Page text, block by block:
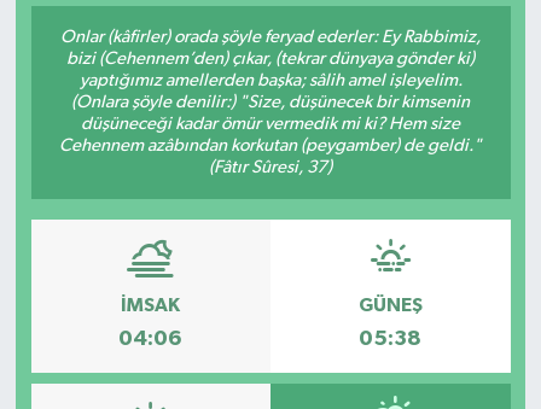
Onlar (kâfirler) orada şöyle feryad ederler: Ey Rabbimiz,
bizi (Cehennem’den) çıkar, (tekrar dünyaya gönder ki)
yaptığımız amellerden başka; sâlih amel işleyelim.
(Onlara şöyle denilir:) "Size, düşünecek bir kimsenin
düşüneceği kadar ömür vermedik mi ki? Hem size
Cehennem azâbından korkutan (peygamber) de geldi."
(Fâtır Sûresi, 37)
İMSAK
04:06
GÜNEŞ
05:38
Haber Arşivi